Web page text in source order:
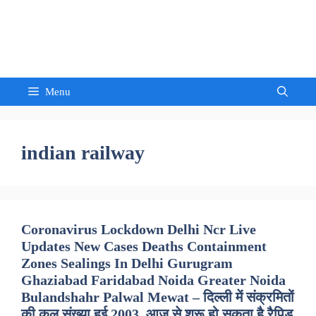
Menu
indian railway
Coronavirus Lockdown Delhi Ncr Live
Updates New Cases Deaths Containment
Zones Sealings In Delhi Gurugram
Ghaziabad Faridabad Noida Greater Noida
Bulandshahr Palwal Mewat – दिल्ली में संक्रमितों